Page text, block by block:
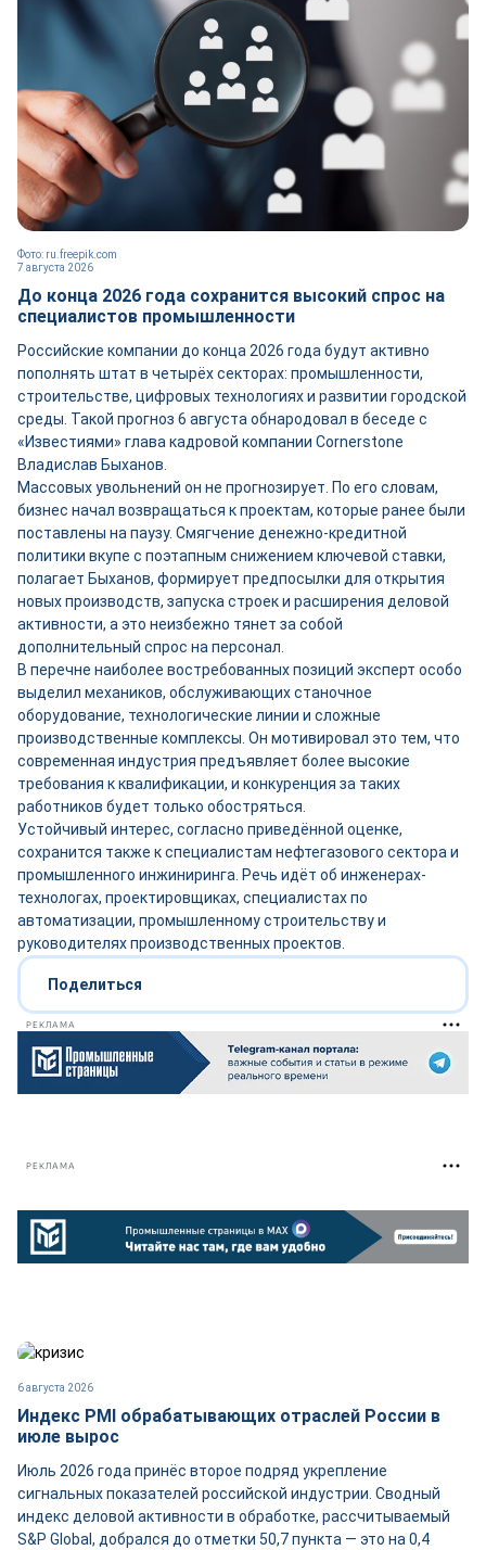
7 августа 2026
Фото: ru.freepik.com
До конца 2026 года сохранится высокий спрос на
специалистов промышленности
Российские компании до конца 2026 года будут активно
пополнять штат в четырёх секторах: промышленности,
строительстве, цифровых технологиях и развитии городской
среды. Такой прогноз 6 августа обнародовал в беседе с
«Известиями» глава кадровой компании Cornerstone
Владислав Быханов.
Массовых увольнений он не прогнозирует. По его словам,
бизнес начал возвращаться к проектам, которые ранее были
поставлены на паузу. Смягчение денежно-кредитной
политики вкупе с поэтапным снижением ключевой ставки,
полагает Быханов, формирует предпосылки для открытия
новых производств, запуска строек и расширения деловой
активности, а это неизбежно тянет за собой
дополнительный спрос на персонал.
В перечне наиболее востребованных позиций эксперт особо
выделил механиков, обслуживающих станочное
оборудование, технологические линии и сложные
производственные комплексы. Он мотивировал это тем, что
современная индустрия предъявляет более высокие
требования к квалификации, и конкуренция за таких
работников будет только обостряться.
Устойчивый интерес, согласно приведённой оценке,
сохранится также к специалистам нефтегазового сектора и
промышленного инжиниринга. Речь идёт об инженерах-
технологах, проектировщиках, специалистах по
автоматизации, промышленному строительству и
руководителях производственных проектов.
Поделиться
РЕКЛАМА
РЕКЛАМА
6 августа 2026
Индекс PMI обрабатывающих отраслей России в
июле вырос
Июль 2026 года принёс второе подряд укрепление
сигнальных показателей российской индустрии. Сводный
индекс деловой активности в обработке, рассчитываемый
S&P Global, добрался до отметки 50,7 пункта — это на 0,4